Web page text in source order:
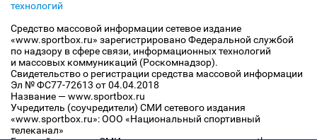
технологий
Средство массовой информации сетевое издание
«www.sportbox.ru» зарегистрировано Федеральной службой
по надзору в сфере связи, информационных технологий
и массовых коммуникаций (Роскомнадзор).
Свидетельство о регистрации средства массовой информации
Эл № ФС77-72613 от 04.04.2018
Название — www.sportbox.ru
Учредитель (соучредители) СМИ сетевого издания
«www.sportbox.ru»: ООО «Национальный спортивный
телеканал»